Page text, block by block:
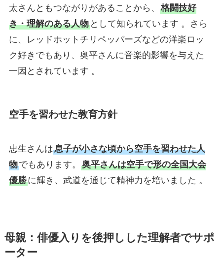
太さんともつながりがあることから、 格闘技好
き・理解のある人物として知られています 。さら
に、レッドホットチリペッパーズなどの洋楽ロッ
ク好きでもあり、奥平さんに音楽的影響を与えた
一因とされています 。
空手を習わせた教育方針
忠生さんは息子が小さな頃から空手を習わせた人
物でもあります。 奥平さんは空手で形の全国大会
優勝に輝き、武道を通じて精神力を培いました 。
母親：俳優入りを後押しした理解者でサポ
ーター